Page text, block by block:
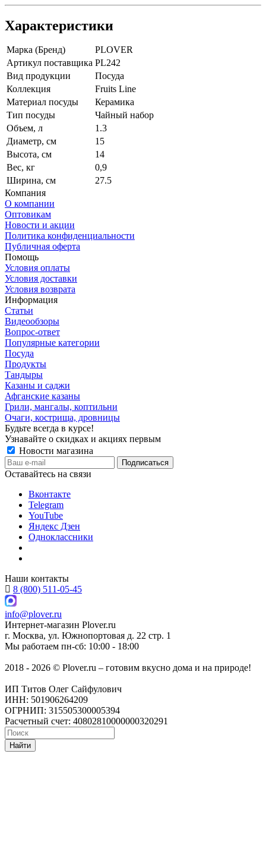
Характеристики
Марка (Бренд)
PLOVER
Артикул поставщика PL242
Вид продукции
Посуда
Коллекция
Fruits Line
Материал посуды
Керамика
Тип посуды
Чайный набор
Объем, л
1.3
Диаметр, см
15
Высота, см
14
Вес, кг
0,9
Ширина, см
27.5
Компания
О компании
Оптовикам
Новости и акции
Политика конфиденциальности
Публичная оферта
Помощь
Условия оплаты
Условия доставки
Условия возврата
Информация
Статьи
Видеообзоры
Вопрос-ответ
Популярные категории
Посуда
Продукты
Тандыры
Казаны и саджи
Афганские казаны
Грили, мангалы, коптильни
Очаги, кострища, дровницы
Будьте всегда в курсе!
Узнавайте о скидках и акциях первым
Новости магазина
Оставайтесь на связи
Вконтакте
Telegram
YouTube
Яндекс Дзен
Одноклассники
Наши контакты
8 (800) 511-05-45
info@plover.ru
Интернет-магазин Plover.ru
г. Москва, ул. Южнопортовая д. 22 стр. 1
Мы работаем пн-сб: 10:00 - 18:00
2018 - 2026 © Plover.ru – готовим вкусно дома и на природе!
ИП Титов Олег Сайфулович
ИНН: 501906264209
ОГРНИП: 315505300005394
Расчетный счет: 40802810000000320291
Найти